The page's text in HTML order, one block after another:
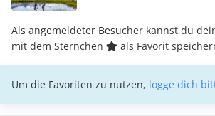
Als angemeldeter Besucher kannst du
mit dem Sternchen
als Favorit
Um die Favoriten zu nutzen, logge dich